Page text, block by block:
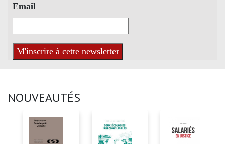
Email
NOUVEAUTÉS